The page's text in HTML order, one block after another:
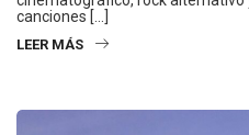
canciones […]
LEER MÁS